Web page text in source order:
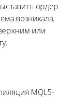
ордер
возникала,
или
MQL5-